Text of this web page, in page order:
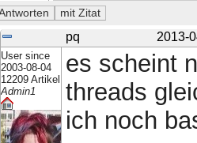
pq 2013-
User since
2003-08-04
12209 Artikel
Admin1
es scheint
threads
ich noch